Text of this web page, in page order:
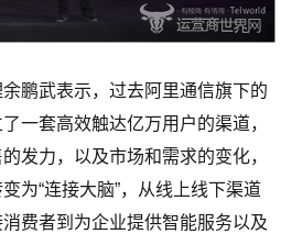
鹏武表示，过去阿里通信旗下的
一套高效触达亿万用户的渠道，
发力，以及市场和需求的变化，
为“连接大脑”，从线上线下渠道
费者到为企业提供智能服务以及